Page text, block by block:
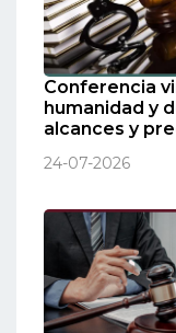
Conferencia
humanidad y
alcances y
24-07-2026